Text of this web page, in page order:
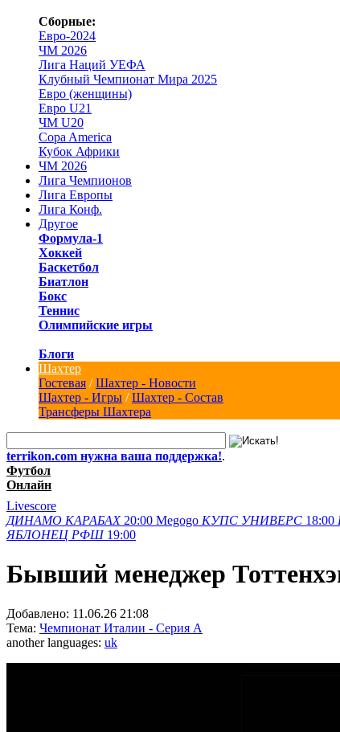
Сборные:
Евро-2024
ЧМ 2026
Лига Наций УЕФА
Клубный Чемпионат Мира 2025
Евро (женщины)
Евро U21
ЧМ U20
Copa America
Кубок Африки
ЧМ 2026
Лига Чемпионов
Лига Европы
Лига Конф.
Другое
Формула-1
Хоккей
Баскетбол
Биатлон
Бокс
Теннис
Олимпийские игры
Блоги
Шахтер
Гостевая /Шахтер - Новости
Шахтер - Игры /Шахтер - Состав
Трансферы Шахтера
terrikon.com нужна ваша поддержка!.
Футбол
Онлайн
Livescore
ДИНАМО КАРАБАХ 20:00 Megogo КУПС УНИВЕРС 18:00
ЯБЛОНЕЦ РФШ 19:00
Бывший менеджер
Добавлено: 11.06.26 21:08
Тема: Чемпионат Италии - Серия А
another languages: uk